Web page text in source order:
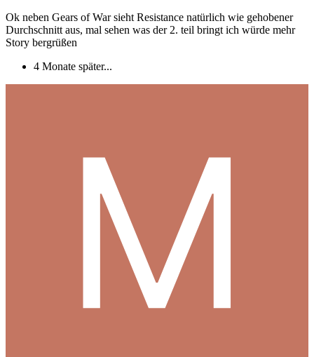
Ok neben Gears of War sieht Resistance natürlich wie gehobener
Durchschnitt aus, mal sehen was der 2. teil bringt ich würde mehr
Story bergrüßen
4 Monate später...